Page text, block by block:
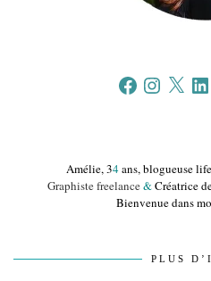
FacebookInstagram
X
Amélie, 34ans, blogueuse
Graphiste freelance&Créatrice
Bienvenue dans
PLUS